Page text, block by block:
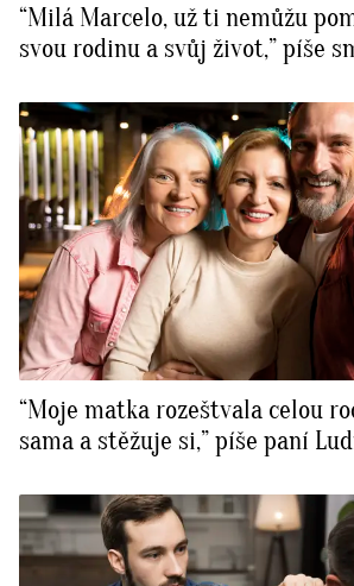
“Milá Marcelo, už ti nemůžu
svou rodinu a svůj život,” píše
“Moje matka rozeštvala celou
sama a stěžuje si,” píše paní